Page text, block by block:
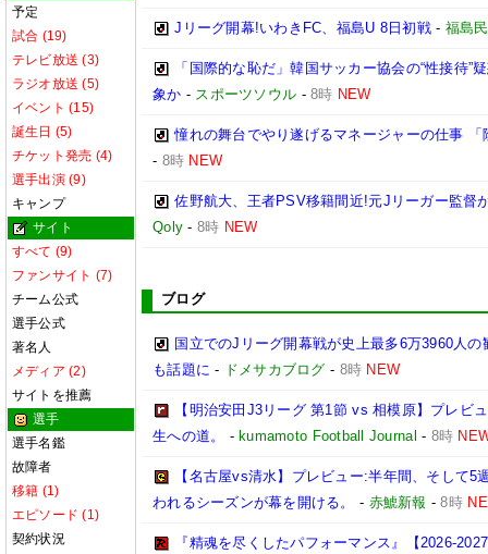
予定
試合 (19)
テレビ放送 (3)
ラジオ放送 (5)
イベント (15)
誕生日 (5)
チケット発売 (4)
選手出演 (9)
キャンプ
サイト
すべて (9)
ファンサイト (7)
チーム公式
選手公式
著名人
メディア (2)
サイトを推薦
選手
選手名鑑
故障者
移籍 (1)
エピソード (1)
契約状況
Jリーグ開幕!いわきFC、福島U 8日初戦- 福島
「国際的な恥だ」韓国サッカー協会の“性接待
象か - スポーツソウル -8時 NEW
憧れの舞台でやり遂げるマネージャーの仕事
- 8時 NEW
佐野航大、王者PSV移籍間近!元Jリーガー監
Qoly - 8時 NEW
ブログ
国立でのJリーグ開幕戦が史上最多6万3960人
も話題に - ドメサカブログ - 8時 NEW
【明治安田J3リーグ 第1節 vs 相模原】プレビ
生への道。
- kumamoto Football Journal - 8時
【名古屋vs清水】プレビュー:半年間、そして5
われるシーズンが幕を開ける。
- 赤鯱新報 -8時
『精魂を尽くしたパフォーマンス』【2026-